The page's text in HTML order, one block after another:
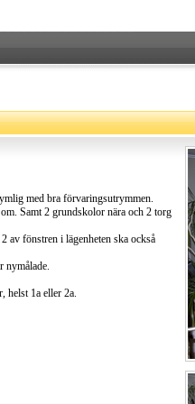
med bra förvaringsutrymmen.
Samt 2 grundskolor nära och 2 torg
fönstren i lägenheten ska också
nymålade.
helst 1a eller 2a.